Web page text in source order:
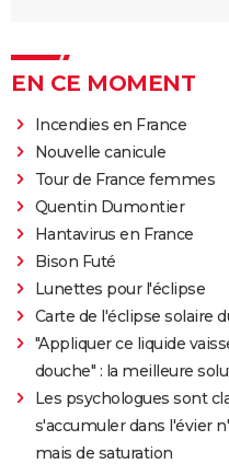
EN CE MOMENT
Incendies en France
Nouvelle canicule
Tour de France femmes
Quentin Dumontier
Hantavirus en France
Bison Futé
Lunettes pour l'éclipse
Carte de l'éclipse solaire
"Appliquer ce liquide
douche" : la meilleure
Les psychologues sont
s'accumuler dans l'évier
mais de saturation